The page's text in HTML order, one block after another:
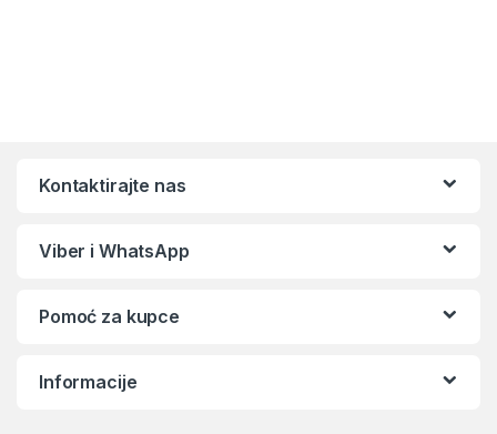
Kontaktirajte nas
Viber i WhatsApp
Pomoć za kupce
Informacije